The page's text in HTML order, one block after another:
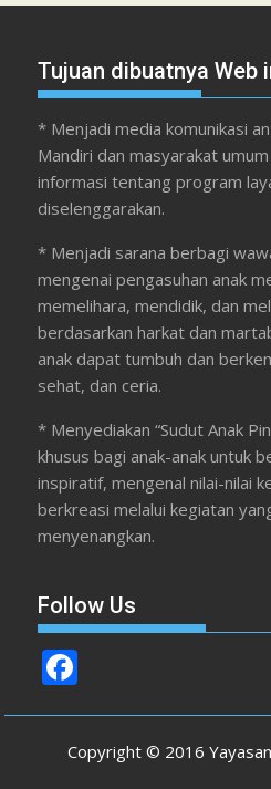
Tujuan dibuatnya Web
* Menjadi media komunikasi
Mandiri dan masyarakat
informasi tentang program
diselenggarakan.
* Menjadi sarana berbagi
mengenai pengasuhan anak
memelihara, mendidik, dan
berdasarkan harkat dan
anak dapat tumbuh dan
sehat, dan ceria.
* Menyediakan “Sudut Anak
khusus bagi anak-anak untuk
inspiratif, mengenal nilai-nilai
berkreasi melalui kegiatan
menyenangkan.
Follow Us
ac
e
b
Copyright © 2016